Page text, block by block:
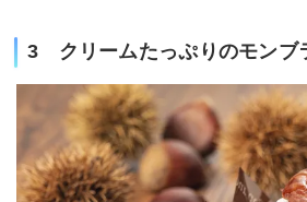
3 クリームたっぷりのモンブ